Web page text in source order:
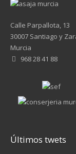
Calle Parpallota, 13
30007 Santiago y
Murcia
968 28 41 88
Últimos twets